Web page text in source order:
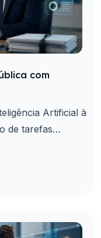
com
Artificial à
de tarefas